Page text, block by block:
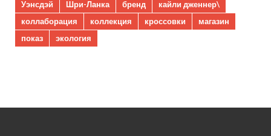
Уэнсдэй
Шри-Ланка бренд
кайли дженнер\
коллаборация
коллекция кроссовки
магазин
показ
экология